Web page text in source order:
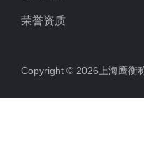
荣誉资质
Copyright © 2026上海鹰衡